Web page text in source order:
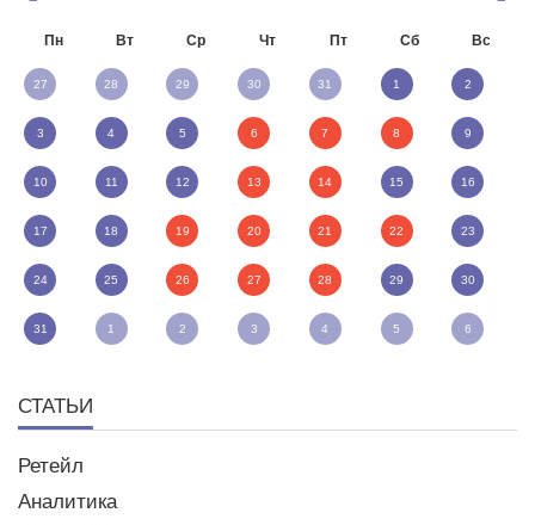
Пн Вт Ср Чт Пт Сб Вс
27 28 29 30 31 1 2
3 4 5 6 7 8 9
10 11 12 13 14 15 16
17 18 19 20 21 22 23
24 25 26 27 28 29 30
31 1 2 3 4 5 6
СТАТЬИ
Ретейл
Аналитика